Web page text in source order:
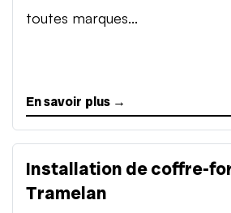
toutes marques...
En savoir plus →
Installation de coffre-
Tramelan